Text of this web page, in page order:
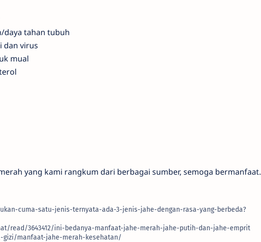
daya tahan tubuh
dan virus
mual
yang kami rangkum dari berbagai sumber, semoga bermanfaat.
cuma-satu-jenis-ternyata-ada-3-jenis-jahe-dengan-rasa-yang-berbeda?
read/3643412/ini-bedanya-manfaat-jahe-merah-jahe-putih-dan-jahe-emprit
manfaat-jahe-merah-kesehatan/